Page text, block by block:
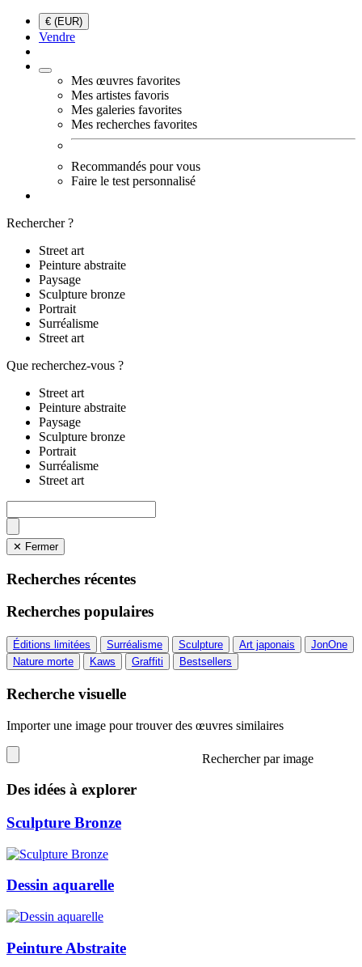
€ (EUR)
Vendre
Mes œuvres favorites
Mes artistes favoris
Mes galeries favorites
Mes recherches favorites
Recommandés pour vous
Faire le test personnalisé
Rechercher ?
Street art
Peinture abstraite
Paysage
Sculpture bronze
Portrait
Surréalisme
Street art
Que recherchez-vous ?
Street art
Peinture abstraite
Paysage
Sculpture bronze
Portrait
Surréalisme
Street art
✕ Fermer
Recherches récentes
Recherches populaires
Éditions limitées Surréalisme Sculpture Art japonais
JonOne
Nature morte
Kaws Graffiti Bestsellers
Recherche visuelle
Importer une image pour trouver des œuvres similaires
Rechercher par image
Des idées à explorer
Sculpture Bronze
Dessin aquarelle
Peinture Abstraite